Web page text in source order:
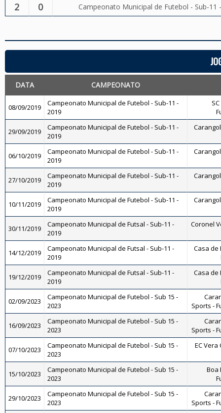
2 0 Campeonato Municipal de Futebol - Sub-11
DATA CAMPEONATO
08/09/2019
Campeonato Municipal de Futebol - Sub-11 -
2019
29/09/2019
Campeonato Municipal de Futebol - Sub-11 -
2019
06/10/2019
Campeonato Municipal de Futebol - Sub-11 -
2019
27/10/2019
Campeonato Municipal de Futebol - Sub-11 -
2019
10/11/2019
Campeonato Municipal de Futebol - Sub-11 -
2019
30/11/2019
Campeonato Municipal de Futsal - Sub-11 -
2019
Coronel
14/12/2019
Campeonato Municipal de Futsal - Sub-11 -
2019
Casa de
19/12/2019
Campeonato Municipal de Futsal - Sub-11 -
2019
Casa de
02/09/2023
Campeonato Municipal de Futebol - Sub 15 -
2023
Sports -
16/09/2023
Campeonato Municipal de Futebol - Sub 15 -
2023
Sports -
07/10/2023
Campeonato Municipal de Futebol - Sub 15 -
2023
EC Vera
15/10/2023
Campeonato Municipal de Futebol - Sub 15 -
2023
Boa
29/10/2023
Campeonato Municipal de Futebol - Sub 15 -
2023
Sports -